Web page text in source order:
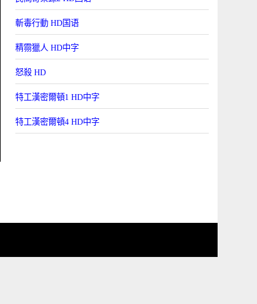
斬毒行動 HD国语
精霛獵人 HD中字
怒殺 HD
特工漢密爾頓1 HD中字
特工漢密爾頓4 HD中字